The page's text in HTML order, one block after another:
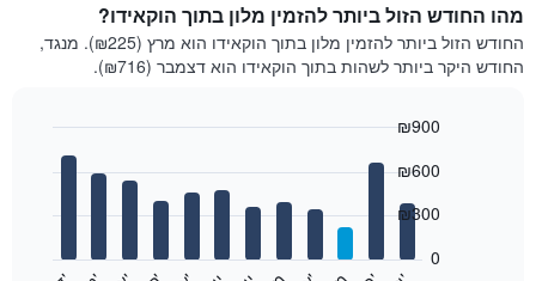
מהו החודש הזול ביותר להזמין מלון בתוך הוקאידו?
החודש הזול ביותר להזמין מלון בתוך הוקאידו הוא מרץ (₪225). מנגד,
החודש היקר ביותר לשהות בתוך הוקאידו הוא דצמבר (₪716).
0
₪300
₪600
₪900